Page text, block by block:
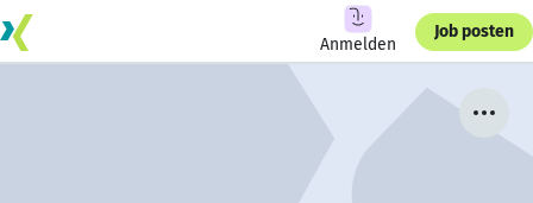
Anmelden
Job posten